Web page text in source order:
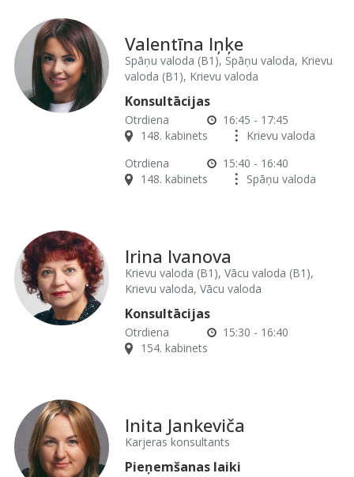
Valentīna Iņķe
Spāņu valoda (B1), Spāņu valoda, Krievu
valoda (B1), Krievu valoda
Konsultācijas
Otrdiena
16:45 - 17:45
148. kabinets
Krievu valoda
Otrdiena
15:40 - 16:40
148. kabinets
Spāņu valoda
Irina Ivanova
Krievu valoda (B1), Vācu valoda (B1),
Krievu valoda, Vācu valoda
Konsultācijas
Otrdiena
15:30 - 16:40
154. kabinets
Inita Jankeviča
Karjeras konsultants
Pieņemšanas laiki